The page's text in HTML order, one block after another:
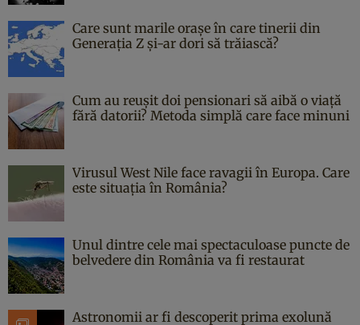
Care sunt marile orașe în care tinerii din
Generația Z și-ar dori să trăiască?
Cum au reușit doi pensionari să aibă o viață
fără datorii? Metoda simplă care face minuni
Virusul West Nile face ravagii în Europa. Care
este situația în România?
Unul dintre cele mai spectaculoase puncte de
belvedere din România va fi restaurat
Astronomii ar fi descoperit prima exolună